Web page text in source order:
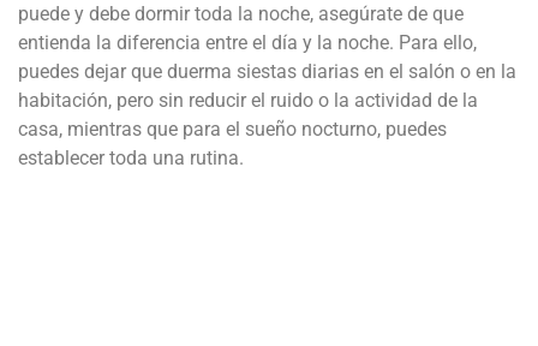
puede y debe dormir toda la noche, asegúrate de que
entienda la diferencia entre el día y la noche. Para ello,
puedes dejar que duerma siestas diarias en el salón o en la
habitación, pero sin reducir el ruido o la actividad de la
casa, mientras que para el sueño nocturno, puedes
establecer toda una rutina.